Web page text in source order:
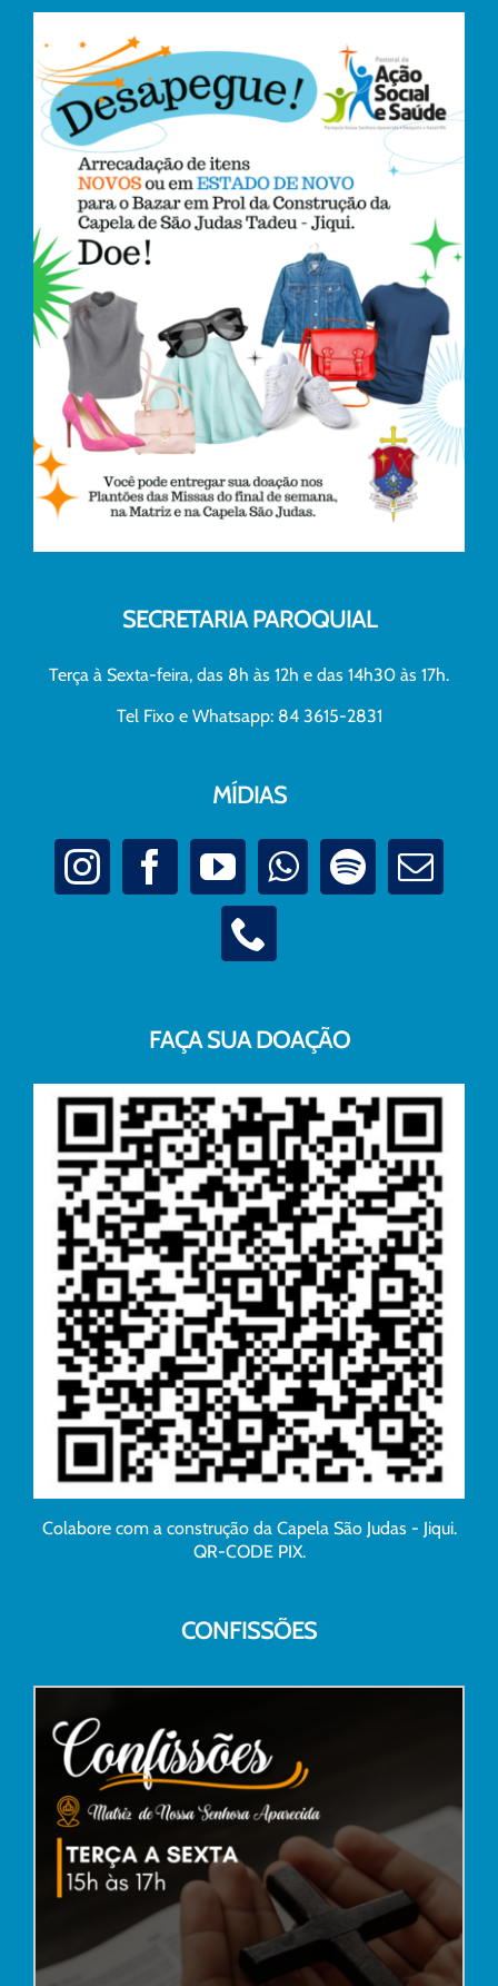
SECRETARIA PAROQUIAL
Terça à Sexta-feira, das 8h às 12h e das 14h30 às 17h.
Tel Fixo e Whatsapp: 84 3615-2831
MÍDIAS
FAÇA SUA DOAÇÃO
Colabore com a construção da Capela São Judas - Jiqui.
QR-CODE PIX.
CONFISSÕES